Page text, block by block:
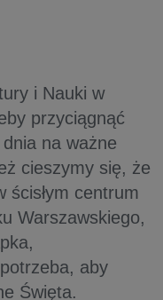
i Nauki w
przyciągnąć
na ważne
cieszymy się, że
ścisłym centrum
Warszawskiego,
aby
Święta.